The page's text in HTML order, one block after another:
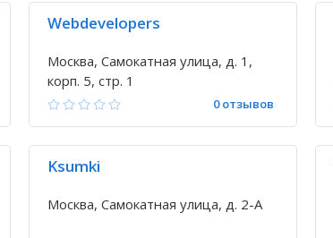
Webdevelopers
Москва, Самокатная улица, д. 1,
корп. 5, стр. 1
0 отзывов
Ksumki
Москва, Самокатная улица, д. 2-А